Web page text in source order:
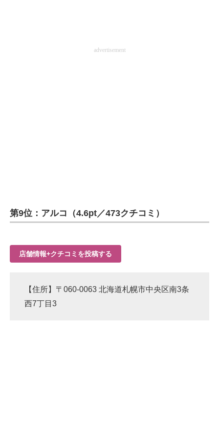
advertisement
第9位：アルコ（4.6pt／473クチコミ）
店舗情報+クチコミを投稿する
【住所】〒060-0063 北海道札幌市中央区南3条
西7丁目3